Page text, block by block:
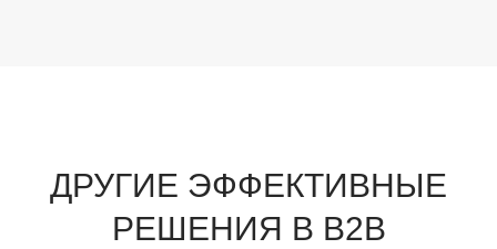
ДРУГИЕ ЭФФЕКТИВНЫЕ
РЕШЕНИЯ В B2B